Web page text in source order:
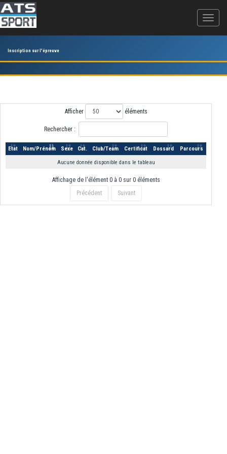
Inscription sur l'épreuve
Afficher éléments
Rechercher :
Etat Nom/Prénom Sexe Cat. Club/Team Certificat Dossard Parcours
Aucune donnée disponible dans le tableau
Affichage de l'élément 0 à 0 sur 0 éléments
Précédent
Suivant